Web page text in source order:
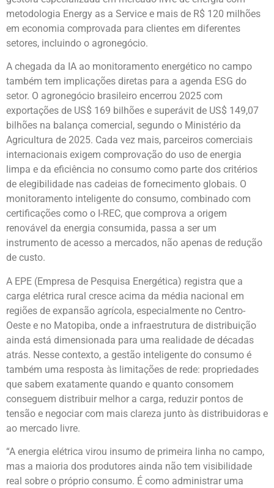
metodologia Energy as a Service e mais de R$ 120 milhões
em economia comprovada para clientes em diferentes
setores, incluindo o agronegócio.
A chegada da IA ao monitoramento energético no campo
também tem implicações diretas para a agenda ESG do
setor. O agronegócio brasileiro encerrou 2025 com
exportações de US$ 169 bilhões e superávit de US$ 149,07
bilhões na balança comercial, segundo o Ministério da
Agricultura de 2025. Cada vez mais, parceiros comerciais
internacionais exigem comprovação do uso de energia
limpa e da eficiência no consumo como parte dos critérios
de elegibilidade nas cadeias de fornecimento globais. O
monitoramento inteligente do consumo, combinado com
certificações como o I-REC, que comprova a origem
renovável da energia consumida, passa a ser um
instrumento de acesso a mercados, não apenas de redução
de custo.
A EPE (Empresa de Pesquisa Energética) registra que a
carga elétrica rural cresce acima da média nacional em
regiões de expansão agrícola, especialmente no Centro-
Oeste e no Matopiba, onde a infraestrutura de distribuição
ainda está dimensionada para uma realidade de décadas
atrás. Nesse contexto, a gestão inteligente do consumo é
também uma resposta às limitações de rede: propriedades
que sabem exatamente quando e quanto consomem
conseguem distribuir melhor a carga, reduzir pontos de
tensão e negociar com mais clareza junto às distribuidoras e
ao mercado livre.
“A energia elétrica virou insumo de primeira linha no campo,
mas a maioria dos produtores ainda não tem visibilidade
real sobre o próprio consumo. É como administrar uma